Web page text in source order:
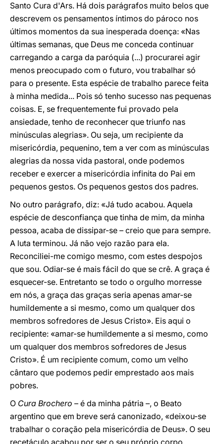
Santo Cura d'Ars. Há dois parágrafos muito belos que
descrevem os pensamentos íntimos do pároco nos
últimos momentos da sua inesperada doença: «Nas
últimas semanas, que Deus me conceda continuar
carregando a carga da paróquia (...) procurarei agir
menos preocupado com o futuro, vou trabalhar só
para o presente. Esta espécie de trabalho parece feita
à minha medida... Pois só tenho sucesso nas pequenas
coisas. E, se frequentemente fui provado pela
ansiedade, tenho de reconhecer que triunfo nas
minúsculas alegrias». Ou seja, um recipiente da
misericórdia, pequenino, tem a ver com as minúsculas
alegrias da nossa vida pastoral, onde podemos
receber e exercer a misericórdia infinita do Pai em
pequenos gestos. Os pequenos gestos dos padres.
No outro parágrafo, diz: «Já tudo acabou. Aquela
espécie de desconfiança que tinha de mim, da minha
pessoa, acaba de dissipar-se – creio que para sempre.
A luta terminou. Já não vejo razão para ela.
Reconciliei-me comigo mesmo, com estes despojos
que sou. Odiar-se é mais fácil do que se crê. A graça é
esquecer-se. Entretanto se todo o orgulho morresse
em nós, a graça das graças seria apenas amar-se
humildemente a si mesmo, como um qualquer dos
membros sofredores de Jesus Cristo». Eis aqui o
recipiente: «amar-se humildemente a si mesmo, como
um qualquer dos membros sofredores de Jesus
Cristo». É um recipiente comum, como um velho
cântaro que podemos pedir emprestado aos mais
pobres.
O Cura Brochero – é da minha pátria –, o Beato
argentino que em breve será canonizado, «deixou-se
trabalhar o coração pela misericórdia de Deus». O seu
recetáculo acabou por ser o seu próprio corpo